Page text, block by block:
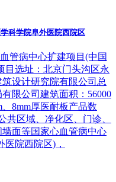
科学院阜外医院西院区
管病中心扩建项目(中国
目选址：北京门头沟区永
设计研究院有限公司总
限公司建筑面积：56000
8mm厚医耐板产品数
共区域、净化区、门诊、
面等国家心血管病中心
院西院区)，